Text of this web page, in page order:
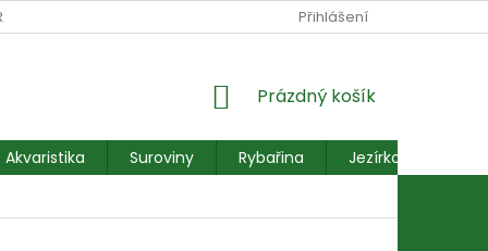
OSOBNÍCH ÚDAJŮ REKLAMACE FORMULÁŘ
Přihlášení
NÁKUPNÍ
Prázdný košík
Akvaristika Suroviny Rybařina
Jezírkové ryby